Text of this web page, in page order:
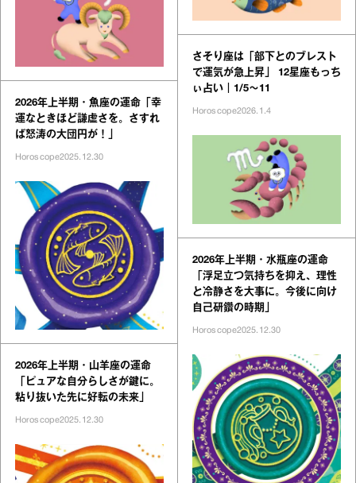
2026年上半期・魚座の運命「幸
運なときほど謙虚さを。さすれ
ば怒涛の大団円が！」
Horoscope2025.12.30
2026年上半期・山羊座の運命
「ピュアな自分らしさが鍵に。
粘り抜いた先に好転の未来」
Horoscope2025.12.30
さそり座は「部下とのブレスト
で運気が急上昇」 12星座もっち
ぃ占い｜1/5～11
Horoscope2026.1.4
2026年上半期・水瓶座の運命
「浮足立つ気持ちを抑え、理性
と冷静さを大事に。今後に向け
自己研鑽の時期」
Horoscope2025.12.30